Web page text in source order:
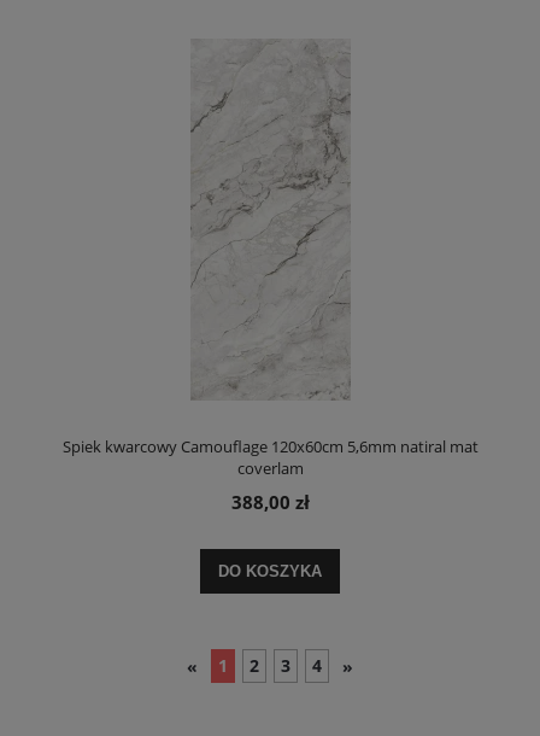
Spiek kwarcowy Camouflage 120x60cm 5,6mm natiral mat
coverlam
388,00 zł
DO KOSZYKA
« 1 2 3 4 »